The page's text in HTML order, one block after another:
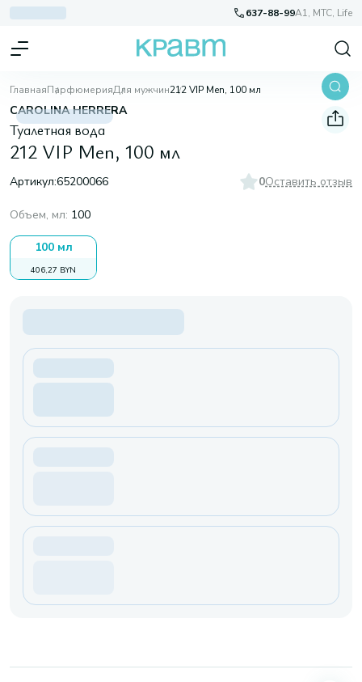
637-88-99A1, МТС, Life
ГлавнаяПарфюмерияДля мужчин212 VIP Men, 100 мл
CAROLINA HERRERA
Туалетная вода
212 VIP Men, 100 мл
Артикул:65200066 0Оставить отзыв
Объем, мл: 100
100 мл
406,27 BYN